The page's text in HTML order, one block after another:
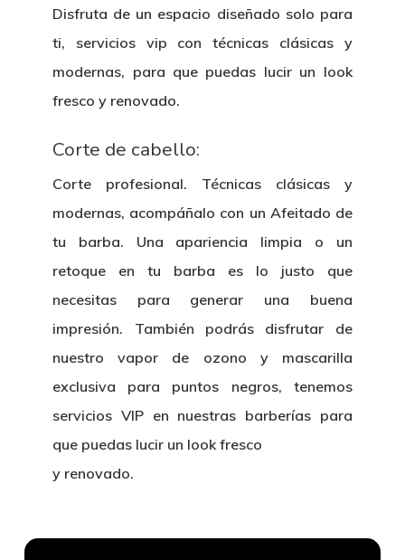
Disfruta de un espacio diseñado solo para
ti, servicios vip con técnicas clásicas y
modernas, para que puedas lucir un look
fresco y renovado.
Corte de cabello:
Corte profesional. Técnicas clásicas y
modernas, acompáñalo con un Afeitado de
tu barba. Una apariencia limpia o un
retoque en tu barba es lo justo que
necesitas para generar una buena
impresión. También podrás disfrutar de
nuestro vapor de ozono y mascarilla
exclusiva para puntos negros, tenemos
servicios VIP en nuestras barberías para
que puedas lucir un look fresco
y renovado.